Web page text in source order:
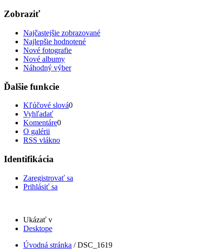
Zobraziť
Najčastejšie zobrazované
Najlepšie hodnotené
Nové fotografie
Nové albumy
Náhodný výber
Ďalšie funkcie
Kľúčové slová0
Vyhľadať
Komentáre0
O galérii
RSS vlákno
Identifikácia
Zaregistrovať sa
Prihlásiť sa
Ukázať v
Desktope
Úvodná stránka /DSC_1619